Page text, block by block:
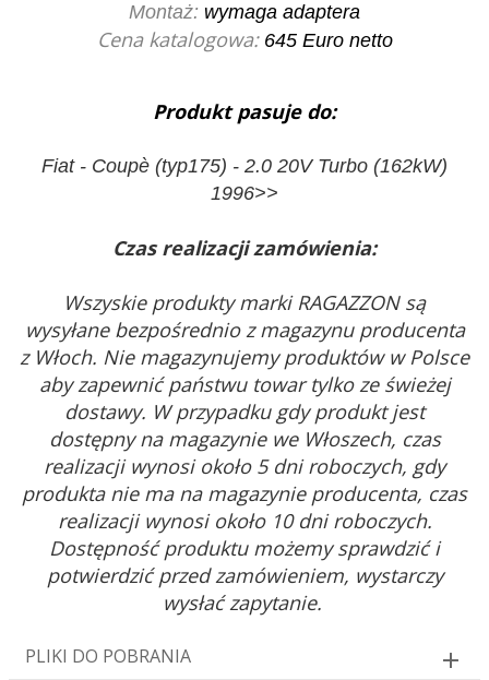
Montaż: wymaga adaptera
Cena katalogowa: 645 Euro netto
Produkt pasuje do:
Fiat - Coupè (typ175) - 2.0 20V Turbo (162kW)
1996>>
Czas realizacji zamówienia:
Wszyskie produkty marki RAGAZZON są
wysyłane bezpośrednio z magazynu producenta
z Włoch. Nie magazynujemy produktów w Polsce
aby zapewnić państwu towar tylko ze świeżej
dostawy. W przypadku gdy produkt jest
dostępny na magazynie we Włoszech, czas
realizacji wynosi około 5 dni roboczych, gdy
produkta nie ma na magazynie producenta, czas
realizacji wynosi około 10 dni roboczych.
Dostępność produktu możemy sprawdzić i
potwierdzić przed zamówieniem, wystarczy
wysłać zapytanie.
PLIKI DO POBRANIA